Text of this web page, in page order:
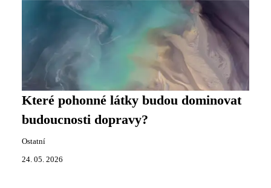
Které pohonné látky budou dominovat
budoucnosti dopravy?
Ostatní
24. 05. 2026